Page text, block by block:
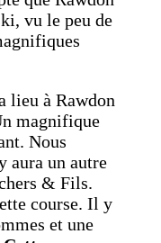
vu le peu de
lieu à Rawdon
magnifique
Nous
aura un autre
& Fils.
course. Il y
et une